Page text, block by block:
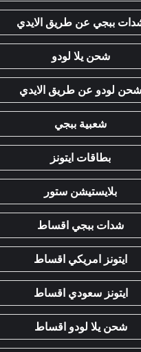
ببجي عن طريق الايدي
شحن يلا لودو
شحن لودو عن طريق الايدي
شعبية ببجي
بطاقات ايتونز
بلايستيشن ستور
شدات ببجي اقساط
ايتونز امريكي اقساط
ايتونز سعودي اقساط
شحن يلا لودو اقساط